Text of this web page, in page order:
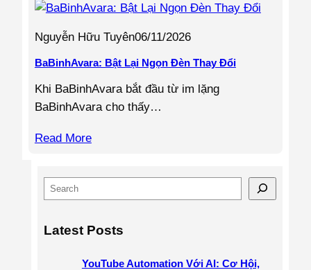
Nguyễn Hữu Tuyên06/11/2026
BaBinhAvara: Bật Lại Ngọn Đèn Thay Đổi
Khi BaBinhAvara bắt đầu từ im lặng
BaBinhAvara cho thấy…
Read More
S
e
r
Latest Posts
YouTube Automation Với AI: Cơ Hội,